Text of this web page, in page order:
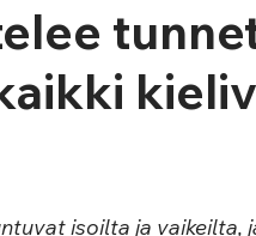
isoilta ja vaikeilta,